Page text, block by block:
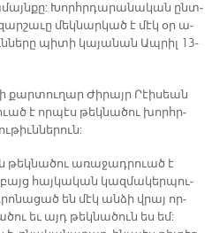
Խորհր­դա­րա­նա­կան ընտ­
մեկ­նար­կած է մէկ օր ա­
պի­տի կա­յա­նան Ապ­րիլ 13-
քար­տու­ղար Ժի­րայր Րէի­սեան
է որ­պէս թեկ­նա­ծու խորհր­
թեկ­նա­ծու ա­ռա­ջադ­րուած է
բայց հայ­կա­կան կազ­մա­կեր­պու­
են մէկ ան­ձի վրայ որ­
եւ այդ թեկ­նա­ծուն ես եմ: